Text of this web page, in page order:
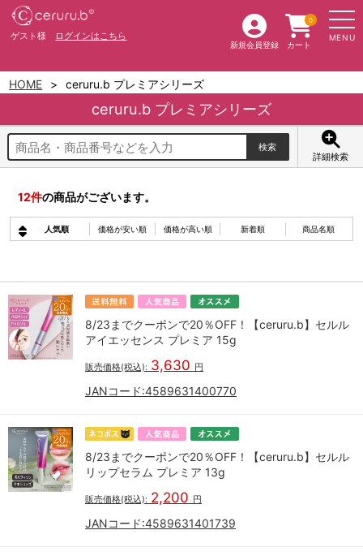
ゲスト様 ログインはこちら MENU
新規会員登録 カート
0
HOME ceruru.b プレミアシリーズ
ceruru.b プレミアシリーズ
詳細検索
12件の商品がございます。
人気順 価格が安い順 価格が高い順 新着順 商品名順
8/23までクーポンで20％OFF！【ceruru.b】セルル
アイエッセンス プレミア 15g
販売価格(税込): 3,630 円
JANコード:4589631400770
8/23までクーポンで20％OFF！【ceruru.b】セルル
リップセラム プレミア 13g
販売価格(税込): 2,200 円
JANコード:4589631401739